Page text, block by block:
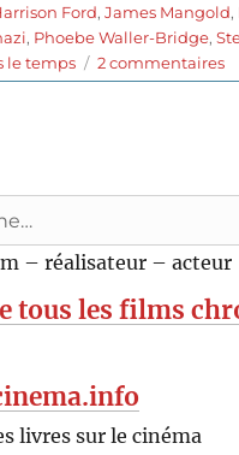
Ford,James Mangold,
, Phoebe Waller-Bridge,
le temps
2 commentairessur
– réalisateur – acteur
tous les films
livres sur le cinéma